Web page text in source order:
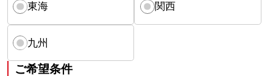
東海 関西
九州
ご希望条件